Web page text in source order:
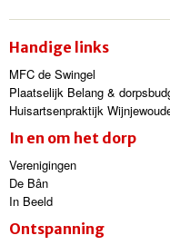
Handige links
MFC de Swingel
Plaatselijk Belang &
Huisartsenpraktijk
In en om het dorp
Verenigingen
De Bân
In Beeld
Ontspanning